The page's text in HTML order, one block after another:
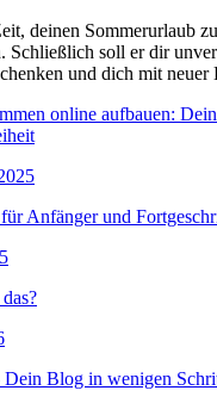
deinen Sommerurlaub
Schließlich soll er dir
und dich mit neuer
online aufbauen:
Anfänger und
Dein Blog in wenigen